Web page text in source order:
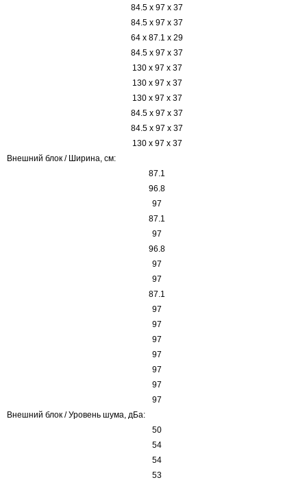
84.5 x 97 x 37
84.5 x 97 x 37
64 x 87.1 x 29
84.5 x 97 x 37
130 x 97 x 37
130 x 97 x 37
130 x 97 x 37
84.5 x 97 x 37
84.5 x 97 x 37
130 x 97 x 37
Внешний блок / Ширина, см:
87.1
96.8
97
87.1
97
96.8
97
97
87.1
97
97
97
97
97
97
97
Внешний блок / Уровень шума, дБа:
50
54
54
53